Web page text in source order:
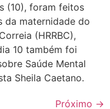
(10), foram feitos
da maternidade do
(HRRBC),
10 também foi
Saúde Mental
Sheila Caetano.
Próximo →